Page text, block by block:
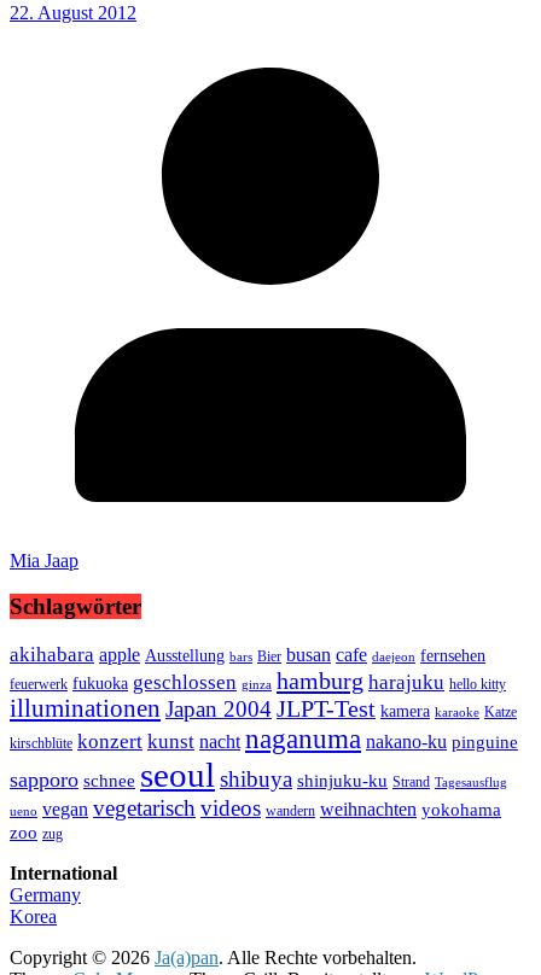
22. August 2012
Mia Jaap
Schlagwörter
akihabara apple Ausstellung bars Bier busan cafe daejeon fernsehen
feuerwerk fukuoka geschlossen ginza hamburg harajuku hello kitty
illuminationen Japan 2004JLPT-Test kamera karaoke Katze
kirschblüte konzert kunst nacht naganuma nakano-ku pinguine
sapporo schnee seoul shibuya shinjuku-ku Strand Tagesausflug
ueno vegan vegetarisch videos wandern weihnachten yokohama
zoo zug
International
Germany
Korea
Copyright © 2026 Ja(a)pan. Alle Rechte vorbehalten.